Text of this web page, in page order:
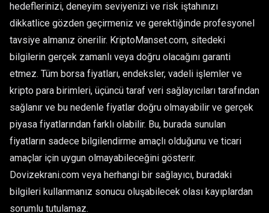
hedeflerinizi, deneyim seviyenizi ve risk iştahınızı
dikkatlice gözden geçirmeniz ve gerektiğinde profesyonel
tavsiye almanız önerilir. KriptoManset.com, sitedeki
bilgilerin gerçek zamanlı veya doğru olacağını garanti
etmez. Tüm borsa fiyatları, endeksler, vadeli işlemler ve
kripto para birimleri, üçüncü taraf veri sağlayıcıları tarafından
sağlanır ve bu nedenle fiyatlar doğru olmayabilir ve gerçek
piyasa fiyatlarından farklı olabilir. Bu, burada sunulan
fiyatların sadece bilgilendirme amaçlı olduğunu ve ticari
amaçlar için uygun olmayabileceğini gösterir.
Dovizekrani.com veya herhangi bir sağlayıcı, buradaki
bilgileri kullanmanız sonucu oluşabilecek olası kayıplardan
sorumlu tutulamaz.